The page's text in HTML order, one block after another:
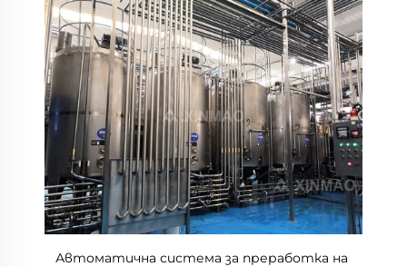
Автоматична система за преработка на